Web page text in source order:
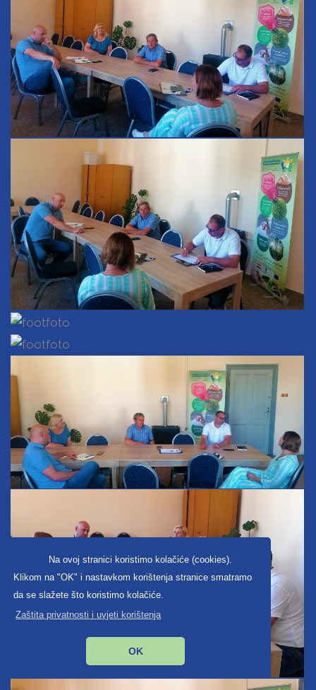
Na ovoj stranici koristimo kolačiće (cookies).
Klikom na "OK" i nastavkom korištenja stranice smatramo
da se slažete što koristimo kolačiće.
Zaštita privatnosti i uvjeti korištenja
OK